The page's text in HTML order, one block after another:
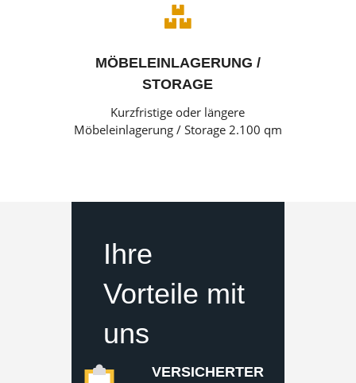

MÖBELEINLAGERUNG /
STORAGE
Kurzfristige oder längere
Möbeleinlagerung / Storage 2.100 qm
Ihre
Vorteile mit
uns
VERSICHERTER